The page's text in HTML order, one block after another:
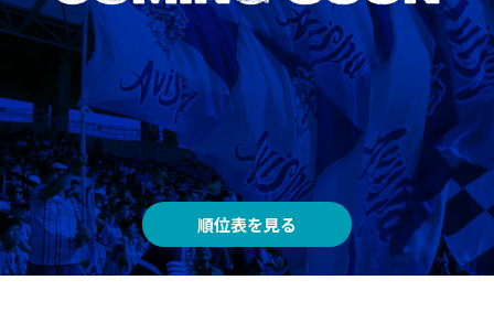
順位表を見る